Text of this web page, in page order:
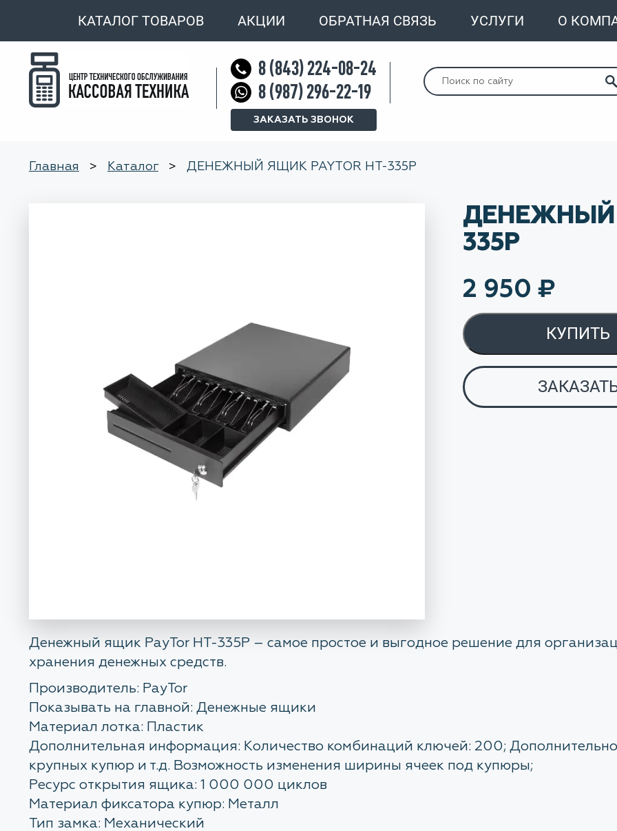
КАТАЛОГ ТОВАРОВ АКЦИИ ОБРАТНАЯ СВЯЗЬ УСЛУГИ О
8 (843) 224-08-24
8 (987) 296-22-19
ЗАКАЗАТЬ ЗВОНОК
Искать:
Главная > Каталог > ДЕНЕЖНЫЙ ЯЩИК PAYTOR HT-335P
ДЕНЕЖНЫЙ
335P
2 950 ₽
КУПИТЬ
Денежный ящик PayTor HT-335P – самое простое и выгодное решение для
хранения денежных средств.
Производитель: PayTor
Показывать на главной: Денежные ящики
Материал лотка: Пластик
Дополнительная информация: Количество комбинаций ключей: 200;
крупных купюр и т.д. Возможность изменения ширины ячеек под купюры;
Ресурс открытия ящика: 1 000 000 циклов
Материал фиксатора купюр: Металл
Тип замка: Механический